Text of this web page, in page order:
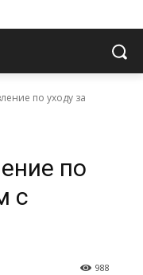
по уходу за
по
с
988